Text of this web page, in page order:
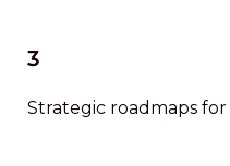
3
Strategic roadmaps